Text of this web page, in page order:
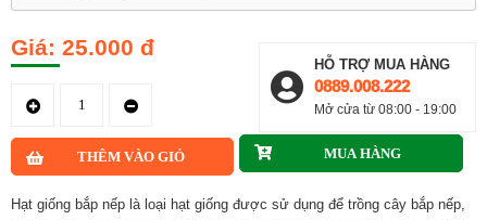
25.000 đ
HỖ TRỢ MUA HÀNG
0889.008.222
Mở cửa từ 08:00 - 19:00
Hạt giống bắp nếp là loại hạt giống được sử dụng để trồng cây bắp nếp,